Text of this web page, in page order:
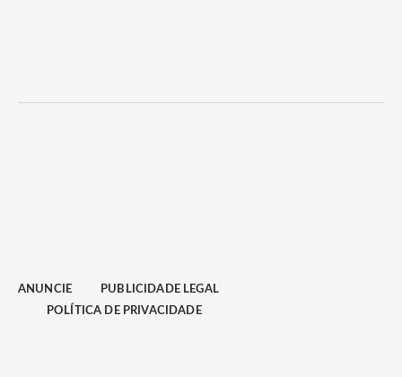
ANUNCIE
PUBLICIDADE LEGAL
POLÍTICA DE PRIVACIDADE